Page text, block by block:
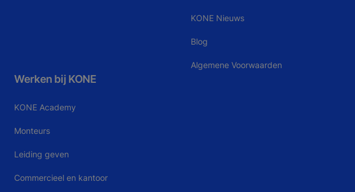
KONE Nieuws
Blog
Algemene Voorwaarden
Werken bij KONE
KONE Academy
Monteurs
Leiding geven
Commercieel en kantoor